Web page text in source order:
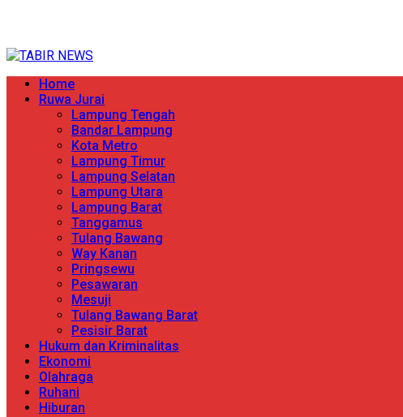
content
Primary
Menu
Home
Ruwa Jurai
Lampung Tengah
Bandar Lampung
Kota Metro
Lampung Timur
Lampung Selatan
Lampung Utara
Lampung Barat
Tanggamus
Tulang Bawang
Way Kanan
Pringsewu
Pesawaran
Mesuji
Tulang Bawang Barat
Pesisir Barat
Hukum dan Kriminalitas
Ekonomi
Olahraga
Ruhani
Hiburan